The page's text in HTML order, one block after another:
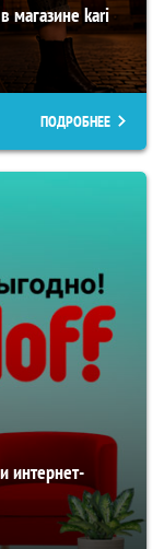
магазине kari
ПОДРОБНЕЕ
интернет-